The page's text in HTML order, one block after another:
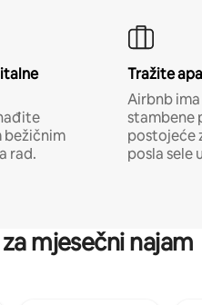
bežičnim
rad.
Tražite
Airbnb
stambene
postojeće
posla sele
mjesečni najam